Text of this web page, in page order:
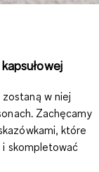
w niej
Zachęcamy
które
skompletować